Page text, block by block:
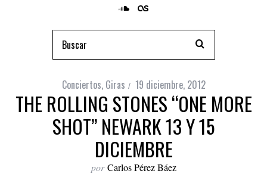
Conciertos, Giras 19 diciembre, 2012
THE ROLLING STONES “ONE MORE
SHOT” NEWARK 13 Y 15
DICIEMBRE
por Carlos Pérez Báez